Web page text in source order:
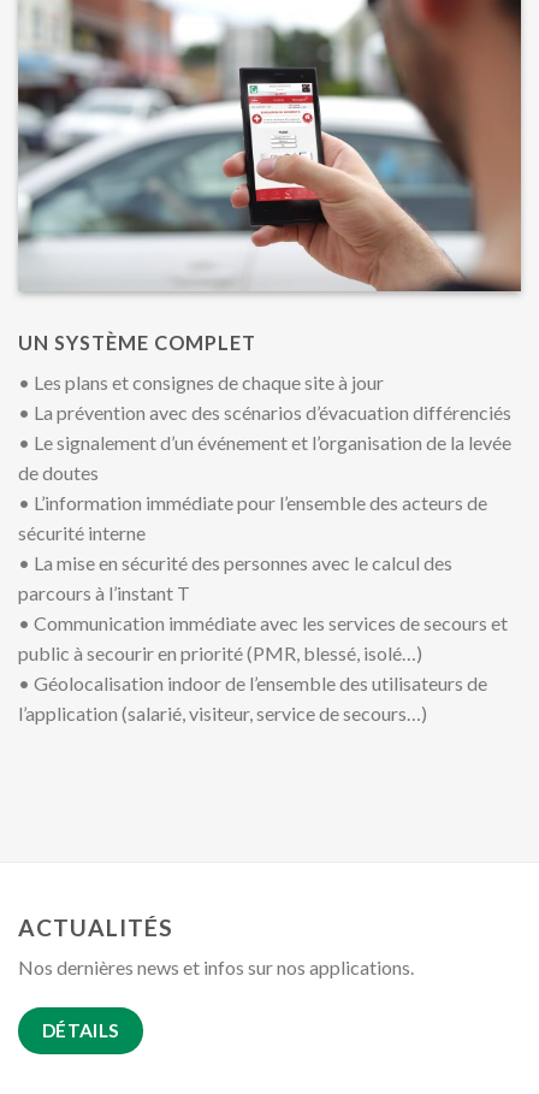
UN SYSTÈME COMPLET
• Les plans et consignes de chaque site à jour
• La prévention avec des scénarios d’évacuation différenciés
• Le signalement d’un événement et l’organisation de la levée
de doutes
• L’information immédiate pour l’ensemble des acteurs de
sécurité interne
• La mise en sécurité des personnes avec le calcul des
parcours à l’instant T
• Communication immédiate avec les services de secours et
public à secourir en priorité (PMR, blessé, isolé…)
• Géolocalisation indoor de l’ensemble des utilisateurs de
l’application (salarié, visiteur, service de secours…)
ACTUALITÉS
Nos dernières news et infos sur nos applications.
DÉTAILS